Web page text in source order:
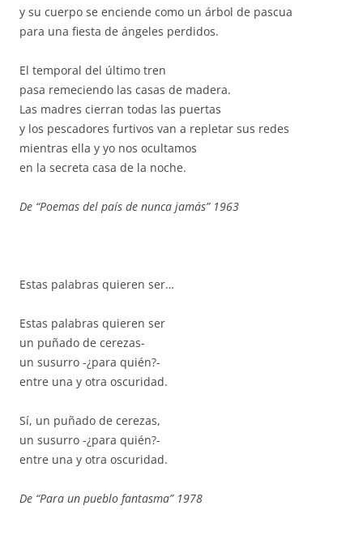
y su cuerpo se enciende como un árbol de pascua
para una fiesta de ángeles perdidos.
El temporal del último tren
pasa remeciendo las casas de madera.
Las madres cierran todas las puertas
y los pescadores furtivos van a repletar sus redes
mientras ella y yo nos ocultamos
en la secreta casa de la noche.
De “Poemas del país de nunca jamás” 1963
Estas palabras quieren ser…
Estas palabras quieren ser
un puñado de cerezas-
un susurro -¿para quién?-
entre una y otra oscuridad.
Sí, un puñado de cerezas,
un susurro -¿para quién?-
entre una y otra oscuridad.
De “Para un pueblo fantasma” 1978